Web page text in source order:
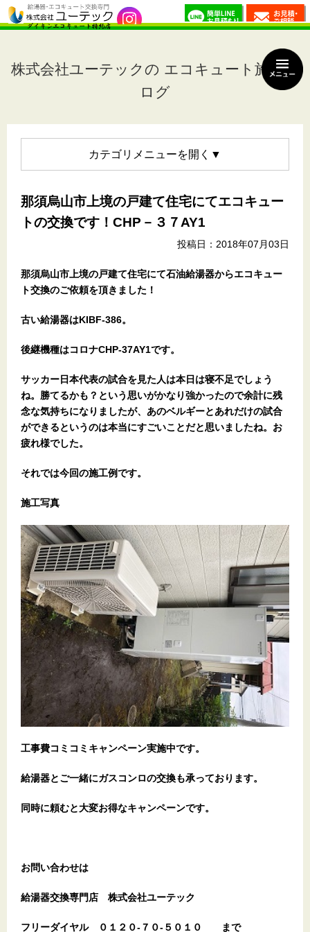
株式会社ユーテックの エコキュート施工ブ
ログ
カテゴリメニュー
那須烏山市上境の戸建て住宅にてエコキュー
トの交換です！CHP－３７AY1
投稿日：2018年07月03日
那須烏山市上境の戸建て住宅にて石油給湯器からエコキュー
ト交換のご依頼を頂きました！
古い給湯器はKIBF-386。
後継機種はコロナCHP-37AY1です。
サッカー日本代表の試合を見た人は本日は寝不足でしょう
ね。勝てるかも？という思いがかなり強かったので余計に残
念な気持ちになりましたが、あのベルギーとあれだけの試合
ができるというのは本当にすごいことだと思いましたね。お
疲れ様でした。
それでは今回の施工例です。
施工写真
工事費コミコミキャンペーン実施中です。
給湯器とご一緒にガスコンロの交換も承っております。
同時に頼むと大変お得なキャンペーンです。
お問い合わせは
給湯器交換専門店 株式会社ユーテック
フリーダイヤル ０１２０-７０-５０１０ まで